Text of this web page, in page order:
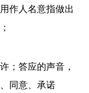
作人名意指做出
；答应的声音，
同意、承诺